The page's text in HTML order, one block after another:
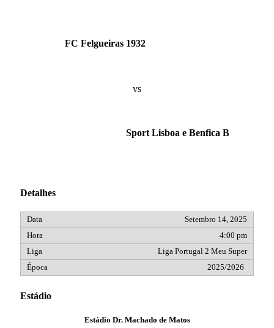
FC Felgueiras 1932
vs
Sport Lisboa e Benfica B
Detalhes
Setembro 14, 2025
4:00 pm
Liga Portugal 2 Meu Super
2025/2026
Estádio
Estádio Dr. Machado de Matos